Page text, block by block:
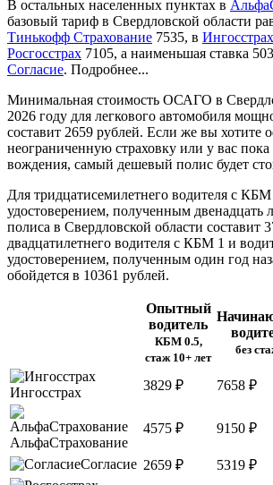
В остальных населенных пунктах в
базовый тариф в Свердловской области
Тинькофф Страхование 7535, в Ингосстрах
Росгосстрах 7105, а наименьшая ставка
Согласие. Подробнее...
Минимальная стоимость ОСАГО в
2026 году для легкового автомобиля
составит 2659 рублей. Если же вы хотите
неограниченную страховку или у вас пока
вождения, самый дешевый полис будет
Для тридцатисемилетнего водителя с
удостоверением, полученным двенадцать
полиса в Свердловской области составит
двадцатилетнего водителя с КБМ 1 и
удостоверением, полученным один год
обойдется в 10361 рублей.
Опытный
водитель
КБМ 0.5,
стаж 10+ лет
без
Ингосстрах 3829 ₽ 7658 ₽
АльфаСтрахование
4575 ₽ 9150 ₽
Согласие 2659 ₽ 5319 ₽